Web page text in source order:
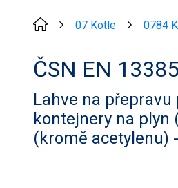
07 Kotle 0784
ČSN EN
Lahve na
kontejnery na plyn
(kromě acetylenu)